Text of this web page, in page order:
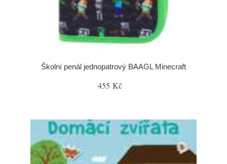
Školní penál jednopatrový BAAGL Minecraft
455 Kč